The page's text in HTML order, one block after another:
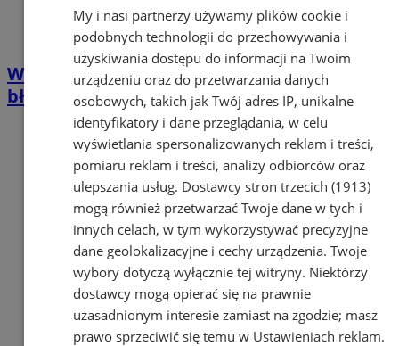
Wakacyjny tłok to okazja dla złodziei. Tych
błędów lepiej nie popełniać
My i nasi partnerzy używamy plików cookie i
podobnych technologii do przechowywania i
uzyskiwania dostępu do informacji na Twoim
urządzeniu oraz do przetwarzania danych
osobowych, takich jak Twój adres IP, unikalne
identyfikatory i dane przeglądania, w celu
wyświetlania spersonalizowanych reklam i treści,
pomiaru reklam i treści, analizy odbiorców oraz
ulepszania usług. Dostawcy stron trzecich (1913)
mogą również przetwarzać Twoje dane w tych i
innych celach, w tym wykorzystywać precyzyjne
dane geolokalizacyjne i cechy urządzenia. Twoje
wybory dotyczą wyłącznie tej witryny. Niektórzy
dostawcy mogą opierać się na prawnie
uzasadnionym interesie zamiast na zgodzie; masz
prawo sprzeciwić się temu w Ustawieniach reklam.